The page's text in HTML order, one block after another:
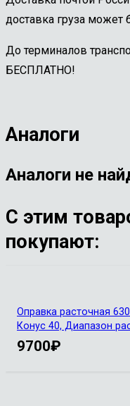
доставка груза может
До терминалов
БЕСПЛАТНО!
Аналоги
Аналоги не
С этим
покупают:
Оправка расточная
Конус 40, Диапазон
9700₽